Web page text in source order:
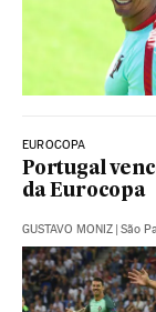
EUROCOPA
Portugal
da Eurocopa
GUSTAVO MONIZ São